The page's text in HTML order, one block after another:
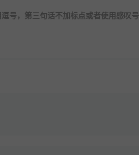
号，第三句话不加标点或者使用感叹号